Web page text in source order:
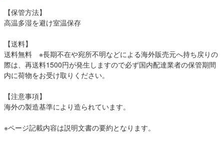
【保管方法】
高温多湿を避け室温保存
【送料】
送料無料 ※長期不在や宛所不明などによる海外販売元へ持ち戻りの
際は、再送料1500円が発生しますので必ず国内配達業者の保管期間
内に荷物をお受け取りください。
【注意事項】
海外の製造基準により造られています。
※ページ記載内容は説明文書の要約となります。